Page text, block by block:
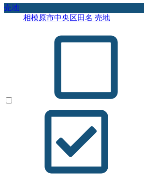
売地
相模原市中央区田名 売地